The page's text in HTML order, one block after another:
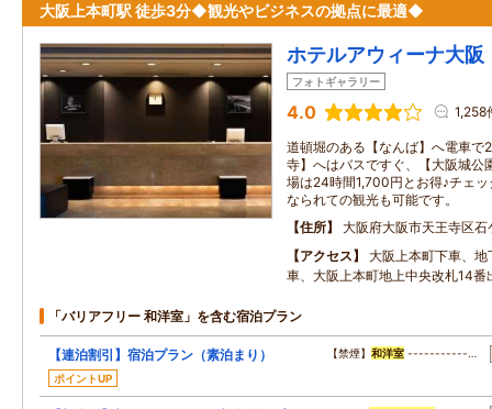
大阪上本町駅 徒歩3分◆観光やビジネスの拠点に最適◆
ホテルアウィーナ大阪
フォトギャラリー
4.0 1,258
道頓堀のある【なんば】へ電車で
寺】へはバスですぐ、【大阪城公
場は24時間1,700円とお得♪チェ
なられての観光も可能です。
住所
大阪府大阪市天王寺区
アクセス
大阪上本町下車、
車、大阪上本町地上中央改札14番
「バリアフリー 和洋室」を含む宿泊プラン
【連泊割引】宿泊プラン（素泊まり）
ポイントUP
【禁煙】 和洋室 -----------…